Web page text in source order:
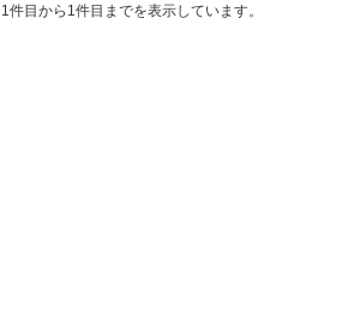
1件目から1件目までを表示しています。